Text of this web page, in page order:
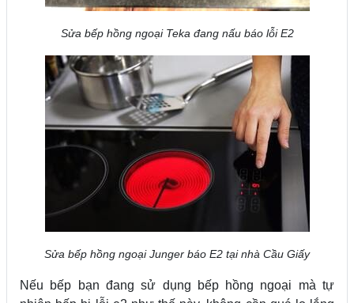
Sửa bếp hồng ngoại Teka đang nấu báo lỗi E2
Sửa bếp hồng ngoại Junger báo E2 tại nhà Cầu Giấy
Nếu bếp bạn đang sử dụng bếp hồng ngoại mà tự